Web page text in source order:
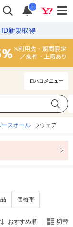
i
ID新規取得
ロハコメニュー
ースボール ウェア
価格帯
おすすめ順 切替